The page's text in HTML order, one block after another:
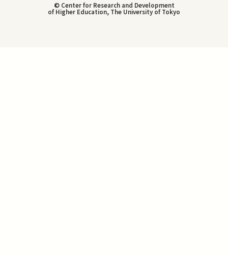
© Center for Research and Development
of Higher Education, The University of Tokyo